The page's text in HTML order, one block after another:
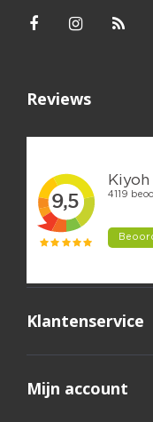
Reviews
Klantenservice
Mijn account